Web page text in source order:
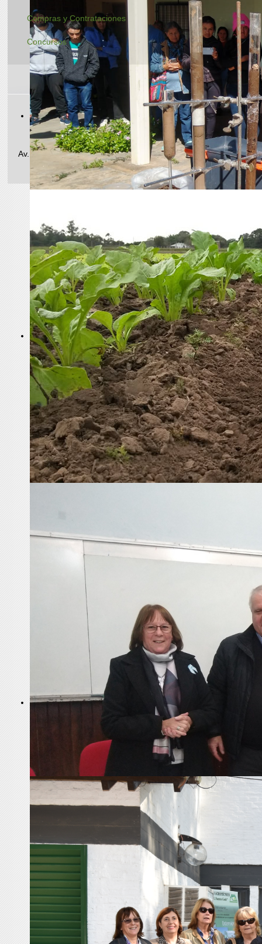
Compras y Contrataciones
Concursos
Teléfono/Fax: +54 (0362) 448-8590
E-mail administrativo: agrotecnico25@hotmail.com
Av. Las Heras 727 | CP 3500 | Resistencia, Chaco, Argentina